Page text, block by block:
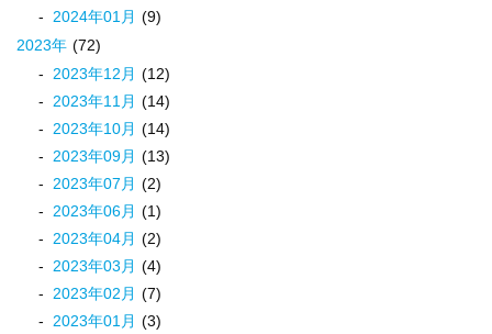
2024年01月 (9)
2023年 (72)
2023年12月 (12)
2023年11月 (14)
2023年10月 (14)
2023年09月 (13)
2023年07月 (2)
2023年06月 (1)
2023年04月 (2)
2023年03月 (4)
2023年02月 (7)
2023年01月 (3)